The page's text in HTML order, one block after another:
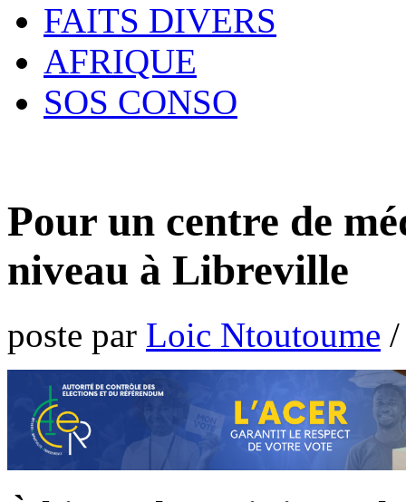
FAITS DIVERS
AFRIQUE
SOS CONSO
Pour un centre de
niveau à Libreville
poste par Loic Ntoutoume